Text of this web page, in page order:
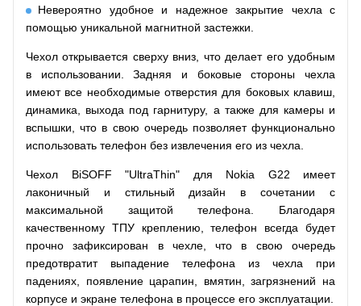
Невероятно удобное и надежное закрытие чехла с
помощью уникальной магнитной застежки.
Чехол открывается сверху вниз, что делает его удобным
в использовании. Задняя и боковые стороны чехла
имеют все необходимые отверстия для боковых клавиш,
динамика, выхода под гарнитуру, а также для камеры и
вспышки, что в свою очередь позволяет функционально
использовать телефон без извлечения его из чехла.
Чехол BiSOFF "UltraThin" для Nokia G22 имеет
лаконичный и стильный дизайн в сочетании с
максимальной защитой телефона. Благодаря
качественному ТПУ креплению, телефон всегда будет
прочно зафиксирован в чехле, что в свою очередь
предотвратит выпадение телефона из чехла при
падениях, появление царапин, вмятин, загрязнений на
корпусе и экране телефона в процессе его эксплуатации.